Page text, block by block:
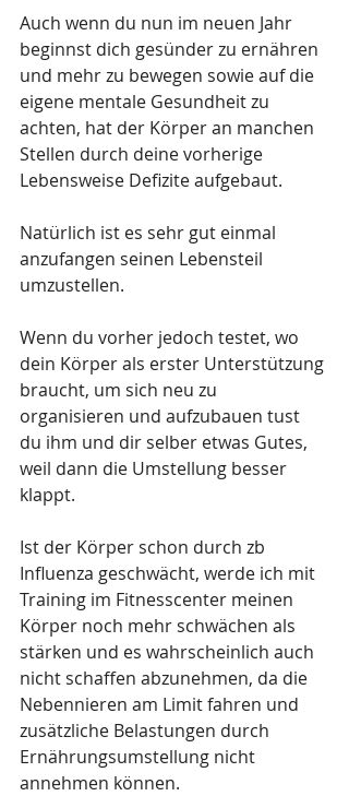
Auch wenn du nun im neuen Jahr
beginnst dich gesünder zu ernähren
und mehr zu bewegen sowie auf die
eigene mentale Gesundheit zu
achten, hat der Körper an manchen
Stellen durch deine vorherige
Lebensweise Defizite aufgebaut.
Natürlich ist es sehr gut einmal
anzufangen seinen Lebensteil
umzustellen.
Wenn du vorher jedoch testet, wo
dein Körper als erster Unterstützung
braucht, um sich neu zu
organisieren und aufzubauen tust
du ihm und dir selber etwas Gutes,
weil dann die Umstellung besser
klappt.
Ist der Körper schon durch zb
Influenza geschwächt, werde ich mit
Training im Fitnesscenter meinen
Körper noch mehr schwächen als
stärken und es wahrscheinlich auch
nicht schaffen abzunehmen, da die
Nebennieren am Limit fahren und
zusätzliche Belastungen durch
Ernährungsumstellung nicht
annehmen können.